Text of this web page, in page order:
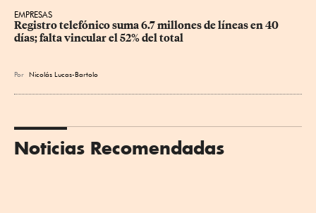
EMPRESAS
Registro telefónico suma 6.7 millones de líneas en 40
días; falta vincular el 52% del total
Por Nicolás Lucas-Bartolo
Noticias Recomendadas